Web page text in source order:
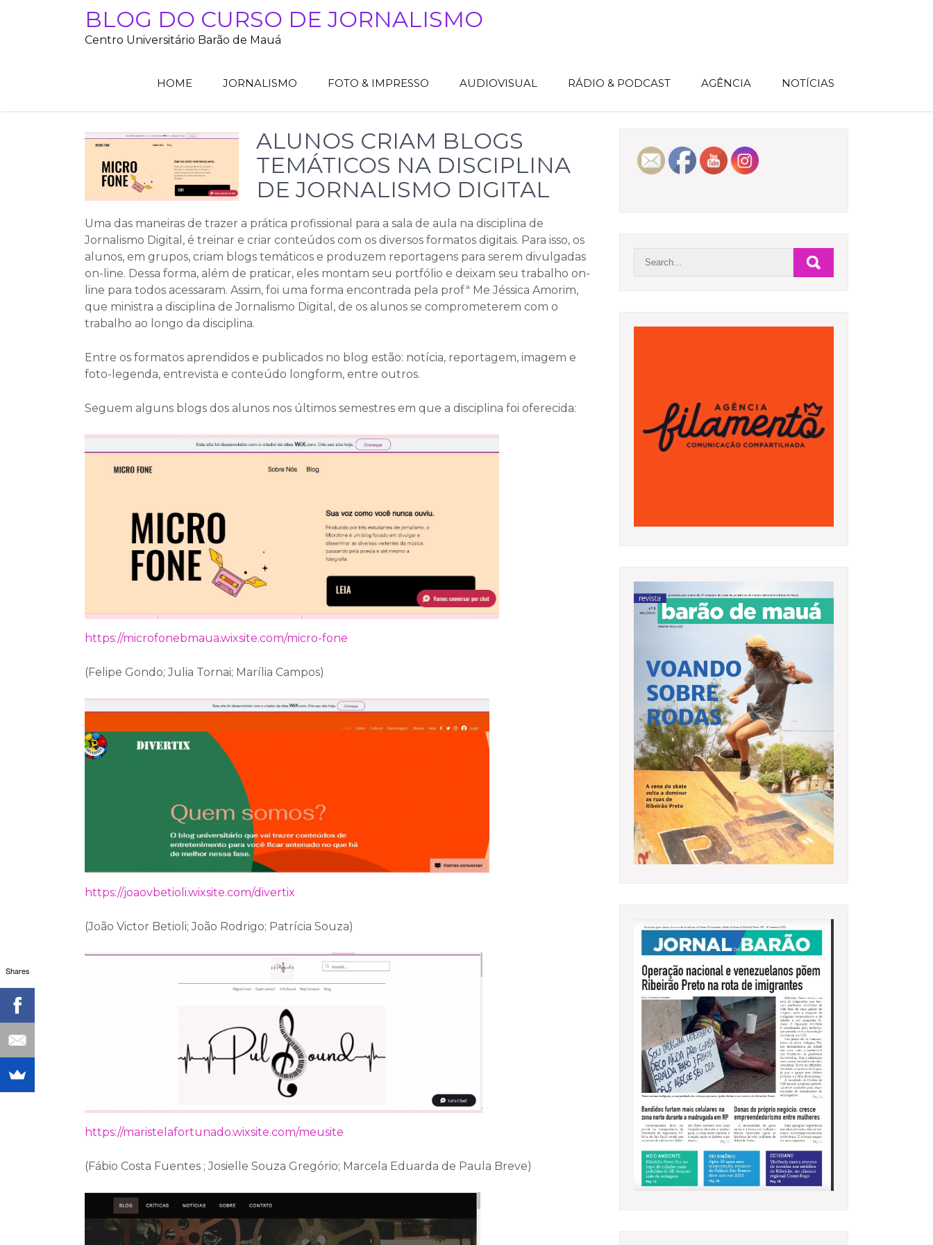
BLOG DO CURSO DE JORNALISMO
Centro Universitário Barão de Mauá
HOME JORNALISMO FOTO & IMPRESSO AUDIOVISUAL RÁDIO & PODCAST AGÊNCIA NOTÍCIAS
ALUNOS CRIAM BLOGS
TEMÁTICOS NA DISCIPLINA
DE JORNALISMO DIGITAL
Uma das maneiras de trazer a prática profissional para a sala de aula na disciplina de
Jornalismo Digital, é treinar e criar conteúdos com os diversos formatos digitais. Para isso, os
alunos, em grupos, criam blogs temáticos e produzem reportagens para serem divulgadas
on-line. Dessa forma, além de praticar, eles montam seu portfólio e deixam seu trabalho on-
line para todos acessaram. Assim, foi uma forma encontrada pela profª Me Jéssica Amorim,
que ministra a disciplina de Jornalismo Digital, de os alunos se comprometerem com o
trabalho ao longo da disciplina.
Entre os formatos aprendidos e publicados no blog estão: notícia, reportagem, imagem e
foto-legenda, entrevista e conteúdo longform, entre outros.
Seguem alguns blogs dos alunos nos últimos semestres em que a disciplina foi oferecida:
https://microfonebmaua.wixsite.com/micro-fone
(Felipe Gondo; Julia Tornai; Marília Campos)
https://joaovbetioli.wixsite.com/divertix
(João Victor Betioli; João Rodrigo; Patrícia Souza)
https://maristelafortunado.wixsite.com/meusite
(Fábio Costa Fuentes ; Josielle Souza Gregório; Marcela Eduarda de Paula Breve)
Shares